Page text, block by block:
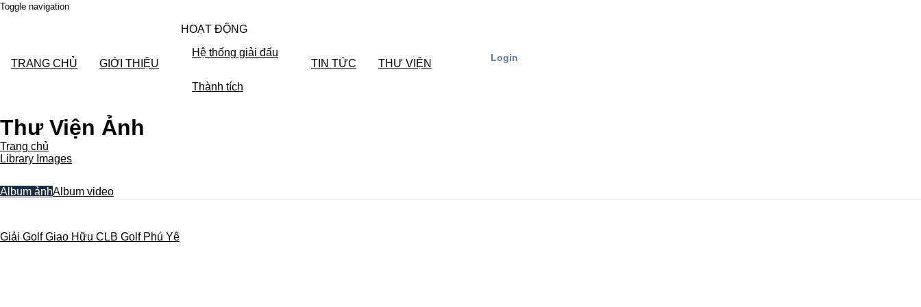
Toggle navigation
TRANG CHỦ GIỚI THIỆU
HOẠT ĐỘNG
Hệ thống giải đấu
Thành tích
TIN TỨC THƯ VIỆN Login
Thư Viện Ảnh
Trang chủ
Library Images
Album ảnhAlbum video
Giải Golf Giao Hữu CLB Golf Phú Yê